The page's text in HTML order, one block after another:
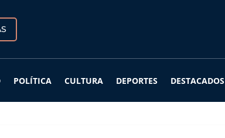
POLÍTICA CULTURA DEPORTES DESTACADOS